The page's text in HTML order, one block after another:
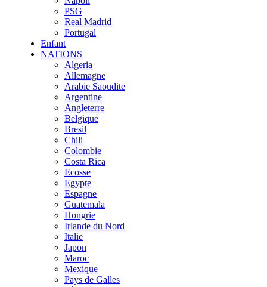
PSG
Real Madrid
Portugal
Enfant
NATIONS
Algeria
Allemagne
Arabie Saoudite
Argentine
Angleterre
Belgique
Bresil
Chili
Colombie
Costa Rica
Ecosse
Egypte
Espagne
Guatemala
Hongrie
Irlande du Nord
Italie
Japon
Maroc
Mexique
Pays de Galles